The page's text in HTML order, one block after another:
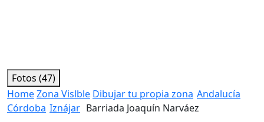
Fotos (47)
HomeZona Vislble Dibujar tu propia zona Andalucía
Córdoba Iznájar Barriada Joaquín Narváez